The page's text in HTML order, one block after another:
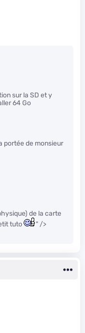
sur la SD et y
64 Go
portée de monsieur
de la carte
tuto
" />